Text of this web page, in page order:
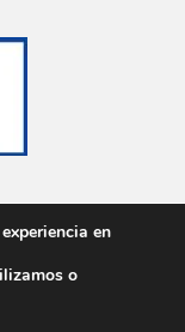
en
o
and search engines.